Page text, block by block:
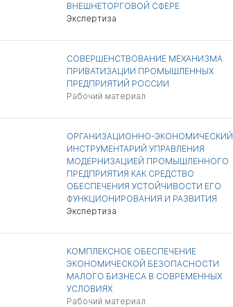
ВНЕШНЕТОРГОВОЙ СФЕРЕ
Экспертиза
СОВЕРШЕНСТВОВАНИЕ МЕХАНИЗМА
ПРИВАТИЗАЦИИ ПРОМЫШЛЕННЫХ
ПРЕДПРИЯТИЙ РОССИИ
Рабочий материал
ОРГАНИЗАЦИОННО-ЭКОНОМИЧЕСКИЙ
ИНСТРУМЕНТАРИЙ УПРАВЛЕНИЯ
МОДЕРНИЗАЦИЕЙ ПРОМЫШЛЕННОГО
ПРЕДПРИЯТИЯ КАК СРЕДСТВО
ОБЕСПЕЧЕНИЯ УСТОЙЧИВОСТИ ЕГО
ФУНКЦИОНИРОВАНИЯ И РАЗВИТИЯ
Экспертиза
КОМПЛЕКСНОЕ ОБЕСПЕЧЕНИЕ
ЭКОНОМИЧЕСКОЙ БЕЗОПАСНОСТИ
МАЛОГО БИЗНЕСА В СОВРЕМЕННЫХ
УСЛОВИЯХ
Рабочий материал